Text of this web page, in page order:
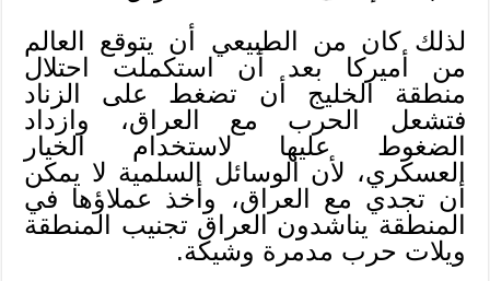
لذلك كان من الطبيعي أن يتوقع العالم
من أميركا بعد أن استكملت احتلال
منطقة الخليج أن تضغط على الزناد
فتشعل الحرب مع العراق، وازداد
الضغوط عليها لاستخدام الخيار
العسكري، لأن الوسائل السلمية لا يمكن
أن تجدي مع العراق، وأخذ عملاؤها في
المنطقة يناشدون العراق تجنيب المنطقة
ويلات حرب مدمرة وشيكة.